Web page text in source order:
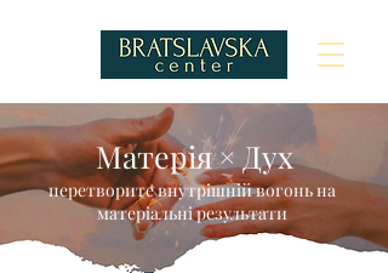
Матерія × Дух
перетворите внутрішній вогонь на
матеріальні результати